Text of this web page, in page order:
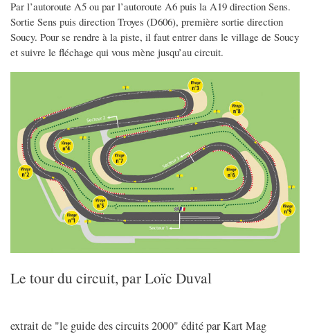
Par l’autoroute A5 ou par l’autoroute A6 puis la A19 direction Sens.
Sortie Sens puis direction Troyes (D606), première sortie direction
Soucy. Pour se rendre à la piste, il faut entrer dans le village de Soucy
et suivre le fléchage qui vous mène jusqu’au circuit.
Le tour du circuit, par Loïc Duval
extrait de "le guide des circuits 2000" édité par Kart Mag